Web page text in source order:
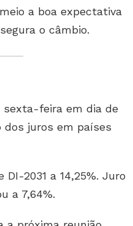
a boa expectativa
o câmbio.
feira em dia de
dos juros em países
DI-2031 a 14,25%. Juro
a 7,64%.